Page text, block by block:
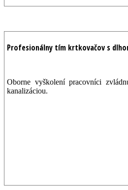
Profesionálny tím krtkovačov s
Oborne vyškolení pracovníci
kanalizáciou.